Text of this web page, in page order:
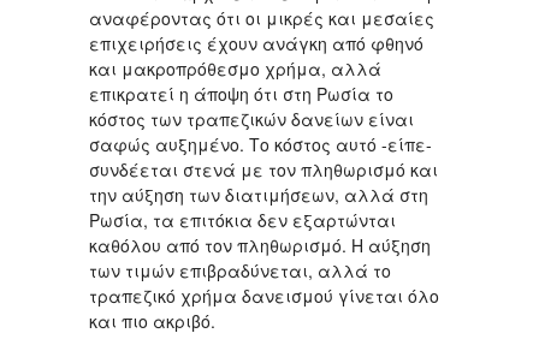
αναφέροντας ότι οι μικρές και μεσαίες
επιχειρήσεις έχουν ανάγκη από φθηνό
και μακροπρόθεσμο χρήμα, αλλά
επικρατεί η άποψη ότι στη Ρωσία το
κόστος των τραπεζικών δανείων είναι
σαφώς αυξημένο. Το κόστος αυτό -είπε-
συνδέεται στενά με τον πληθωρισμό και
την αύξηση των διατιμήσεων, αλλά στη
Ρωσία, τα επιτόκια δεν εξαρτώνται
καθόλου από τον πληθωρισμό. Η αύξηση
των τιμών επιβραδύνεται, αλλά το
τραπεζικό χρήμα δανεισμού γίνεται όλο
και πιο ακριβό.